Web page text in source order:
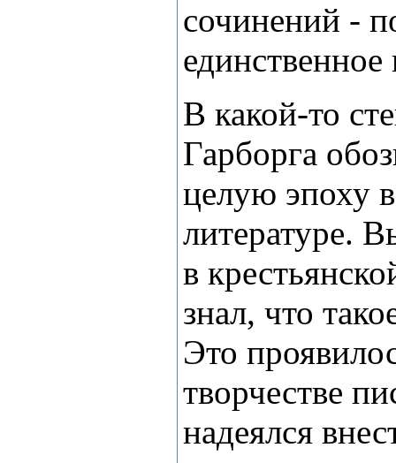
сочинений -
В какой-то
Гарборга
целую эпоху
литературе.
в
знал, что
Это
творчестве
надеялся